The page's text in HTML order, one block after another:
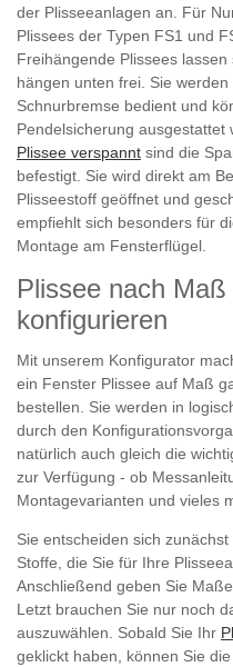
der Plisseeanlagen an. Für
Plissees der Typen FS1 und
Freihängende Plissees
hängen unten frei. Sie
Schnurbremse bedient und
Pendelsicherung ausgestattet
Plissee verspannt sind die
befestigt. Sie wird direkt am
Plisseestoff geöffnet und
empfiehlt sich besonders für
Montage am Fensterflügel.
Plissee nach Maß
konfigurieren
Mit unserem Konfigurator
ein Fenster Plissee auf Maß
bestellen. Sie werden in
durch den
natürlich auch gleich die
zur Verfügung - ob
Montagevarianten und vieles
Sie entscheiden sich
Stoffe, die Sie für Ihre
Anschließend geben Sie
Letzt brauchen Sie nur noch
auszuwählen. Sobald Sie Ihr
geklickt haben, können Sie